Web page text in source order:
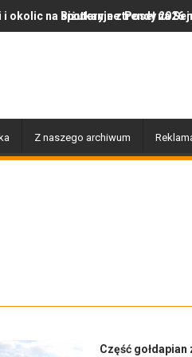
z Poseł na Sejm RP Katarzyną
trendy 2026 roku: Jak
Z naszego archiwum
Część gołdapian